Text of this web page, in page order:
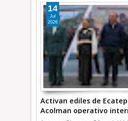
Activan ediles de
Acolman operativo
14
Jul
2026